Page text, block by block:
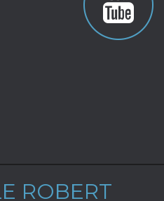
ROBERT